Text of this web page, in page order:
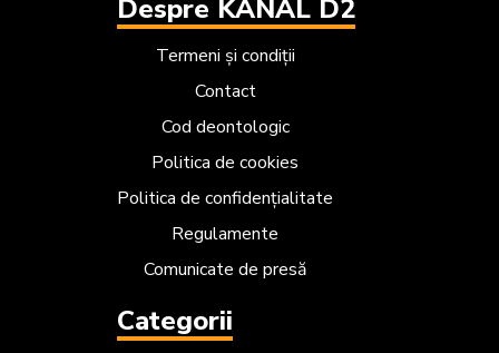
Despre KANAL D2
Termeni și condiții
Contact
Cod deontologic
Politica de cookies
Politica de confidențialitate
Regulamente
Comunicate de presă
Categorii